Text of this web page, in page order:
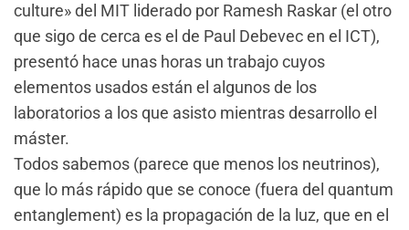
culture» del MIT liderado por Ramesh Raskar (el otro
que sigo de cerca es el de Paul Debevec en el ICT),
presentó hace unas horas un trabajo cuyos
elementos usados están el algunos de los
laboratorios a los que asisto mientras desarrollo el
máster.
Todos sabemos (parece que menos los neutrinos),
que lo más rápido que se conoce (fuera del quantum
entanglement) es la propagación de la luz, que en el